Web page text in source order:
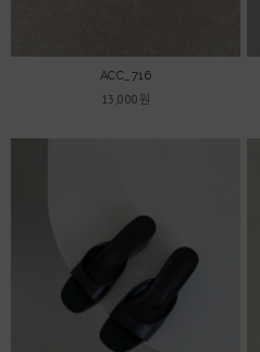
ACC_716
13,000원